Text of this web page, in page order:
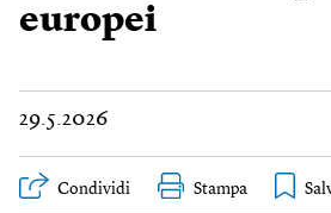
europei
29.5.2026
Condividi Stampa